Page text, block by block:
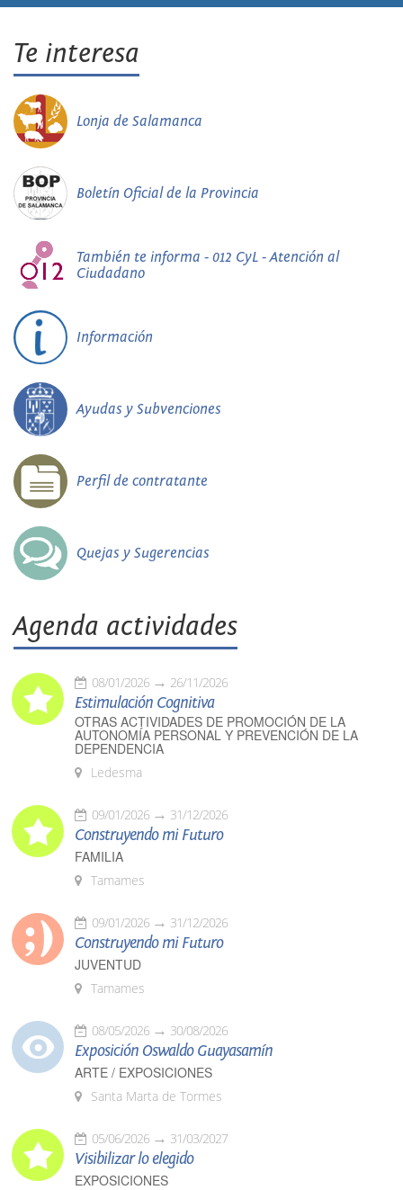
Te interesa
Lonja de Salamanca
Boletín Oficial de la Provincia
También te informa - 012 CyL - Atención al
Ciudadano
Información
Ayudas y Subvenciones
Perfil de contratante
Quejas y Sugerencias
Agenda actividades
08/01/2026 26/11/2026
Estimulación Cognitiva
OTRAS ACTIVIDADES DE PROMOCIÓN DE LA
AUTONOMÍA PERSONAL Y PREVENCIÓN DE LA
DEPENDENCIA
Ledesma
09/01/2026 31/12/2026
Construyendo mi Futuro
FAMILIA
Tamames
09/01/2026 31/12/2026
Construyendo mi Futuro
JUVENTUD
Tamames
08/05/2026 30/08/2026
Exposición Oswaldo Guayasamín
ARTE / EXPOSICIONES
Santa Marta de Tormes
05/06/2026 31/03/2027
Visibilizar lo elegido
EXPOSICIONES